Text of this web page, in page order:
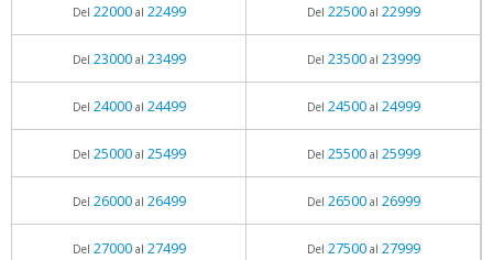
Del 22000al 22499 Del 22500al 22999
Del 23000al 23499 Del 23500al 23999
Del 24000al 24499 Del 24500al 24999
Del 25000al 25499 Del 25500al 25999
Del 26000al 26499 Del 26500al 26999
Del 27000al 27499 Del 27500al 27999